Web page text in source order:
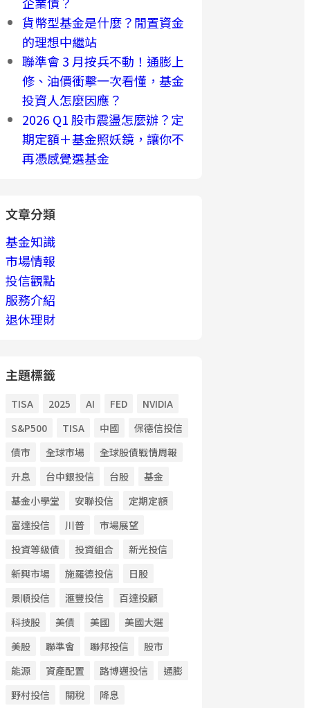
貨幣型基金是什麼？閒置資金
的理想中繼站
聯準會 3 月按兵不動！通膨上
修、油價衝擊一次看懂，基金
投資人怎麼因應？
2026 Q1 股市震盪怎麼辦？定
期定額＋基金照妖鏡，讓你不
再憑感覺選基金
文章分類
基金知識
市場情報
投信觀點
服務介紹
退休理財
主題標籤
TISA 2025 AI FED
NVIDIA
S&P500
TISA 中國
保德信投信
債市
全球市場
全球股債戰情周報
升息
台中銀投信 台股
基金
基金小學堂
安聯投信
定期定額
富達投信
川普
市場展望
投資等級債
投資組合
新光投信
新興市場
施羅德投信
日股
景順投信
滙豐投信
百達投顧
科技股
美債 美國
美國大選
美股
聯準會 聯邦投信
股市
能源
資產配置 路博邁投信
通膨
野村投信
關稅 降息